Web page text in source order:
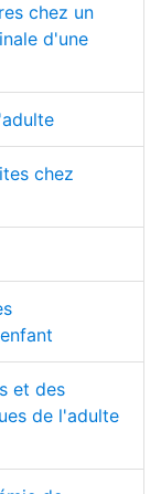
chez un
d'une
chez
et des
de l'adulte